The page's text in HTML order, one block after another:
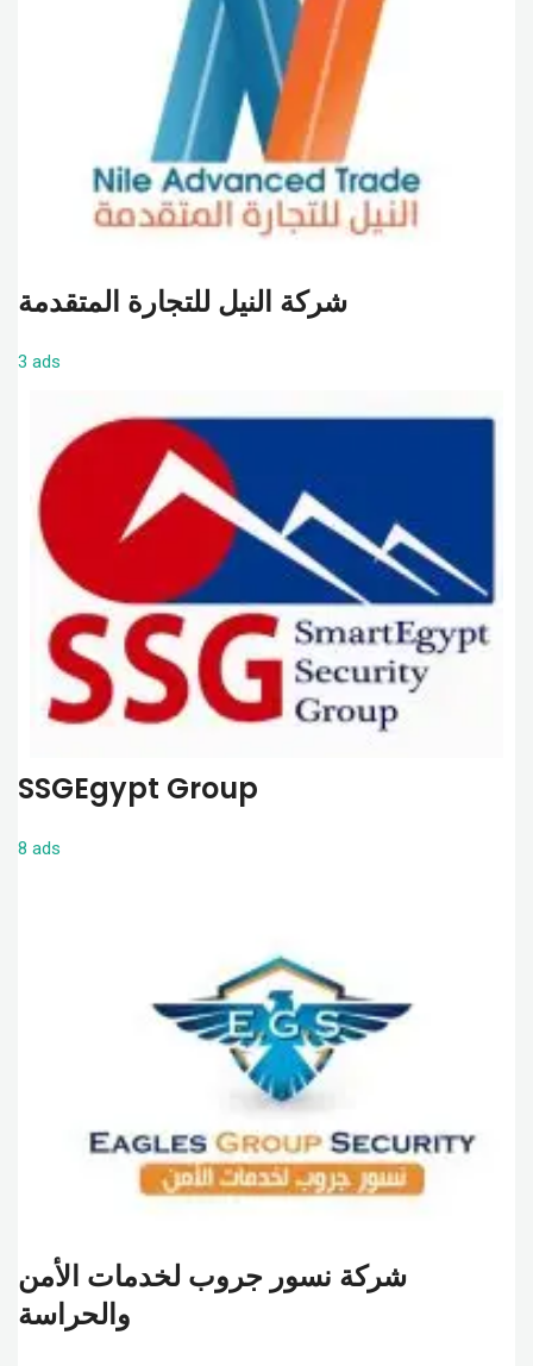
شركة النيل للتجارة المتقدمة
3 ads
SSGEgypt Group
8 ads
شركة نسور جروب لخدمات الأمن
والحراسة